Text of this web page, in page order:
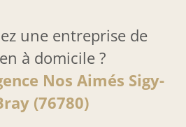
une entreprise de
à domicile ?
Nos Aimés Sigy-
(76780)